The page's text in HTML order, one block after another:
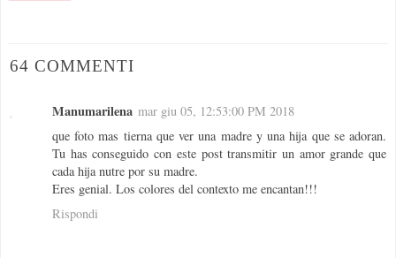
64 COMMENTI
Manumarilena mar giu 05, 12:53:00 PM 2018
que foto mas tierna que ver una madre y una hija que se adoran.
Tu has conseguido con este post transmitir un amor grande que
cada hija nutre por su madre.
Eres genial. Los colores del contexto me encantan!!!
Rispondi